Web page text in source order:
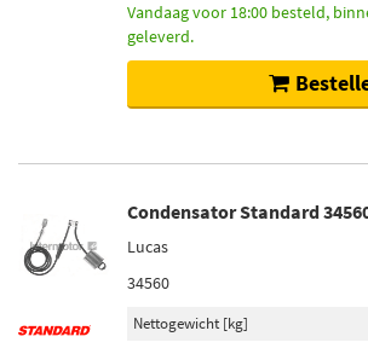
Vandaag voor 18:00 besteld,
geleverd.
Condensator Standard
Lucas
34560
Nettogewicht [kg]